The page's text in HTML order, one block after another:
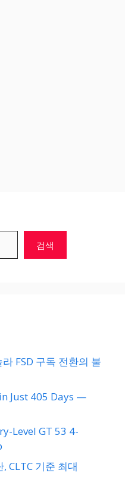
검색
FSD 구독 전환의 불
Just 405 Days —
Level GT 53 4-
CLTC 기준 최대